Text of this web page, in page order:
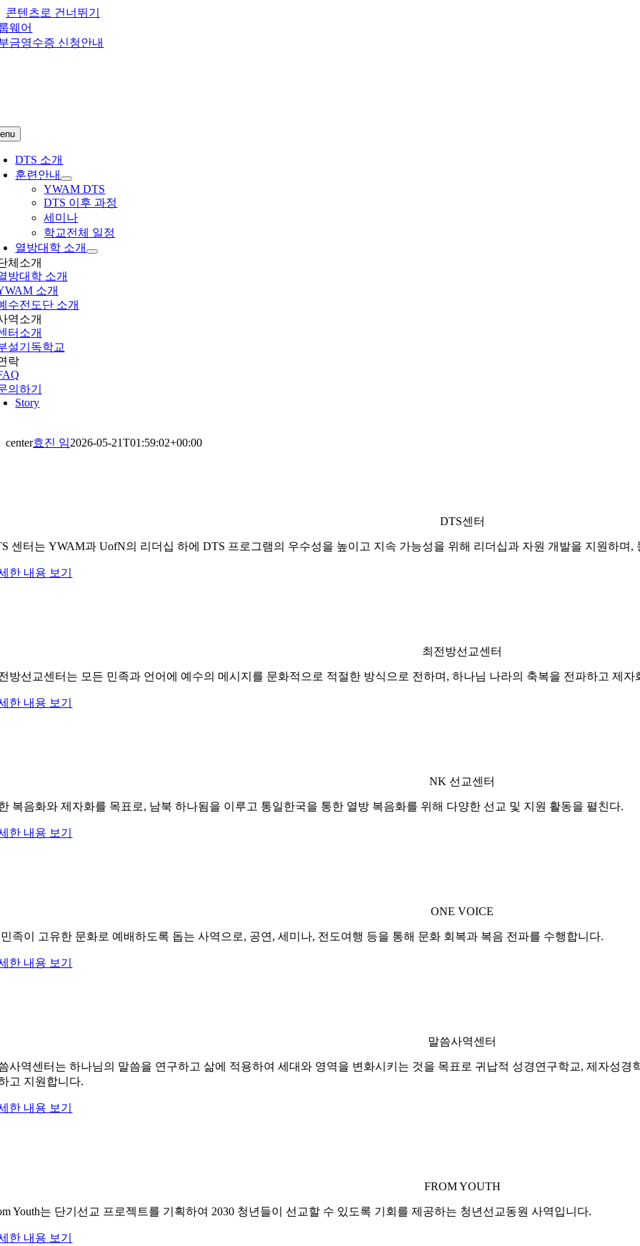
콘텐츠로 건너뛰기
웨어
금영수증 신청안내
DTS 소개
훈련안내
YWAM DTS
DTS 이후 과정
세미나
학교전체 일정
열방대학 소개
체소개
방대학 소개
소개
수전도단 소개
역소개
터소개
설기독학교
락
의하기
Story
center효진 임2026-05-21T01:59:02+00:00
DTS센터
센터는 YWAM과 UofN의 리더십 하에 DTS 프로그램의 우수성을 높이고 지속 가능성을 위해 리더십과 자원 개발을 지원하며
한 내용 보기
최전방선교센터
방선교센터는 모든 민족과 언어에 예수의 메시지를 문화적으로 적절한 방식으로 전하며, 하나님 나라의 축복을 전파하고 제자
한 내용 보기
NK 선교센터
복음화와 제자화를 목표로, 남북 하나됨을 이루고 통일한국을 통한 열방 복음화를 위해 다양한 선교 및 지원 활동을 펼친다.
한 내용 보기
ONE VOICE
족이 고유한 문화로 예배하도록 돕는 사역으로, 공연, 세미나, 전도여행 등을 통해 문화 회복과 복음 전파를 수행합니다.
한 내용 보기
말씀사역센터
사역센터는 하나님의 말씀을 연구하고 삶에 적용하여 세대와 영역을 변화시키는 것을 목표로 귀납적 성경연구학교, 제자성경
고 지원합니다.
한 내용 보기
FROM YOUTH
Youth는 단기선교 프로젝트를 기획하여 2030 청년들이 선교할 수 있도록 기회를 제공하는 청년선교동원 사역입니다.
한 내용 보기